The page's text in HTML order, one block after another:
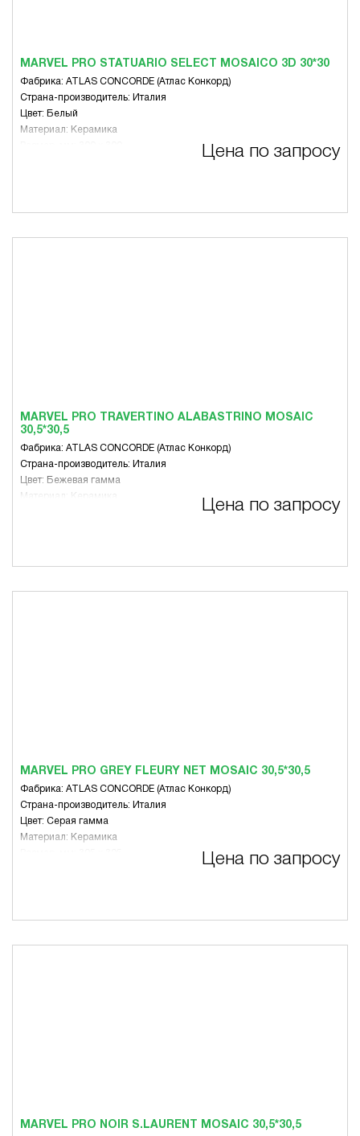
MARVEL PRO STATUARIO SELECT MOSAICO 3D 30*30
Фабрика: ATLAS CONCORDE (Атлас Конкорд)
Страна-производитель: Италия
Цвет: Белый
Материал: Керамика
Цена по запросу
MARVEL PRO TRAVERTINO ALABASTRINO MOSAIC
30,5*30,5
Фабрика: ATLAS CONCORDE (Атлас Конкорд)
Страна-производитель: Италия
Цвет: Бежевая гамма
Материал: Керамика
Цена по запросу
MARVEL PRO GREY FLEURY NET MOSAIC 30,5*30,5
Фабрика: ATLAS CONCORDE (Атлас Конкорд)
Страна-производитель: Италия
Цвет: Серая гамма
Материал: Керамика
Цена по запросу
MARVEL PRO NOIR S.LAURENT MOSAIC 30,5*30,5